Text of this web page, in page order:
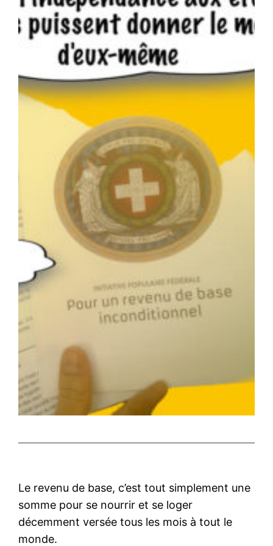
Le revenu de base, c’est tout simplement une
somme pour se nourrir et se loger
décemment versée tous les mois à tout le
monde.